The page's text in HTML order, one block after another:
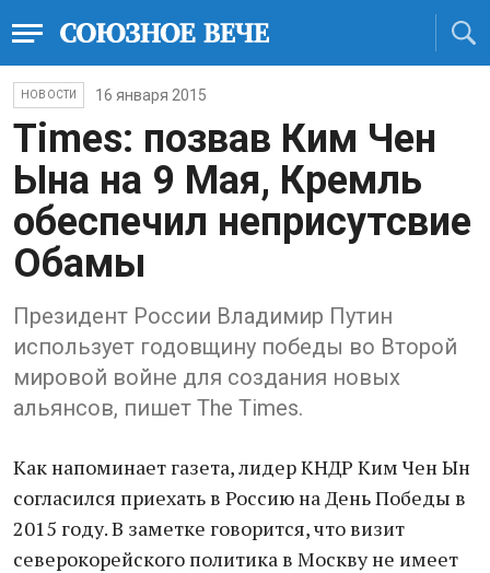
НОВОСТИ 16 января 2015
Times: позвав Ким Чен
Ына на 9 Мая, Кремль
обеспечил неприсутсвие
Обамы
Президент России Владимир Путин
использует годовщину победы во Второй
мировой войне для создания новых
альянсов, пишет The Times.
Как напоминает газета, лидер КНДР Ким Чен Ын
согласился приехать в Россию на День Победы в
2015 году. В заметке говорится, что визит
северокорейского политика в Москву не имеет